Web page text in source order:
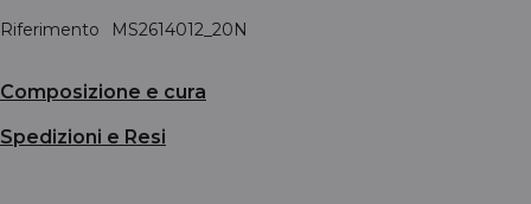
Riferimento
MS2614012_20N
Composizione e cura
Spedizioni e Resi